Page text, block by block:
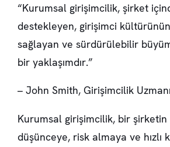
“Kurumsal girişimcilik, şirket
destekleyen, girişimci kültürünün
sağlayan ve sürdürülebilir
bir yaklaşımdır.”
– John Smith, Girişimcilik Uzmanı
Kurumsal girişimcilik, bir şirketin
düşünceye, risk almaya ve hızlı